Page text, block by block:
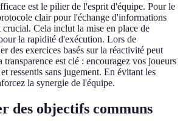
est le pilier de l'esprit d'équipe. Pour le
clair pour l'échange d'informations
crucial. Cela inclut la mise en place de
la rapidité d'exécution. Lors de
des exercices basés sur la réactivité peut
est clé : encouragez vos joueurs
ressentis sans jugement. En évitant les
la synergie de l'équipe.
des objectifs communs